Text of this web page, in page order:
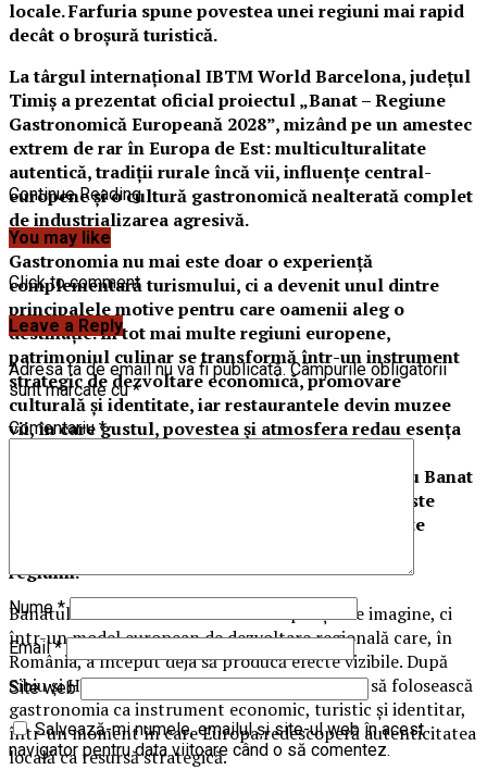
locale. Farfuria spune povestea unei regiuni mai rapid
decât o broșură turistică.
La târgul internațional IBTM World Barcelona, județul
Timiș a prezentat oficial proiectul „Banat – Regiune
Gastronomică Europeană 2028”, mizând pe un amestec
extrem de rar în Europa de Est: multiculturalitate
autentică, tradiții rurale încă vii, influențe central-
europene și o cultură gastronomică nealterată complet
de industrializarea agresivă.
Gastronomia nu mai este doar o experiență
complementară turismului, ci a devenit unul dintre
principalele motive pentru care oamenii aleg o
destinație. În tot mai multe regiuni europene,
patrimoniul culinar se transformă într-un instrument
strategic de dezvoltare economică, promovare
culturală și identitate, iar restaurantele devin muzee
vii, în care gustul, povestea și atmosfera redau esența
Gastronomică Europeană 2028 reprezintă pentru Banat
mai mult decât o recunoaștere internațională- este
începutul unei transformări profunde, care poate
regiunii.
Banatul nu a intrat doar într-o competiție de imagine, ci
într-un model european de dezvoltare regională care, în
România, a început deja să producă efecte vizibile. După
Sibiu și Harghita, regiunea Banatului încearcă să folosească
gastronomia ca instrument economic, turistic și identitar,
într-un moment în care Europa redescoperă autenticitatea
locală ca resursă strategică.
Continue Reading
You may like
Click to comment
Leave a Reply
Adresa ta de email nu va fi publicată. Câmpurile obligatorii
sunt marcate cu*
Comentariu*
Nume*
Email*
Site web
Salvează-mi numele, emailul și site-ul web în acest
navigator pentru data viitoare când o să comentez.